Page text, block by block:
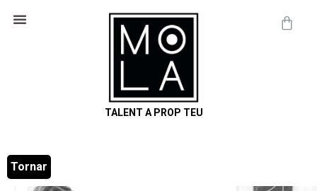
TALENT A PROP TEU
Tornar